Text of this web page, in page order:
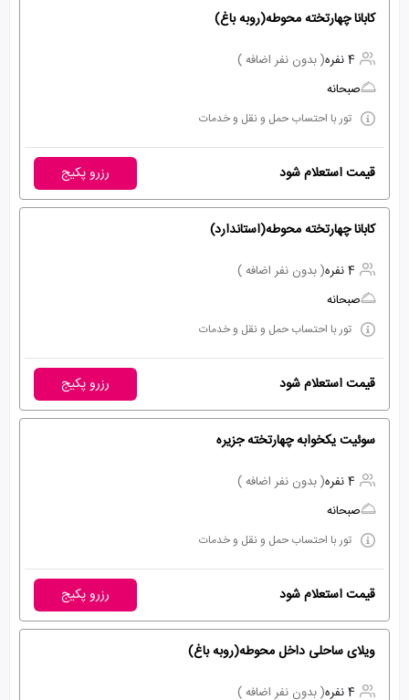
کابانا چهارتخته محوطه(روبه باغ)
4 نفره
( بدون نفر اضافه )
صبحانه
تور با احتساب حمل و نقل و خدمات
قیمت استعلام شود رزرو پکیج
کابانا چهارتخته محوطه(استاندارد)
4 نفره
( بدون نفر اضافه )
صبحانه
تور با احتساب حمل و نقل و خدمات
قیمت استعلام شود رزرو پکیج
سوئیت یکخوابه چهارتخته جزیره
4 نفره
( بدون نفر اضافه )
صبحانه
تور با احتساب حمل و نقل و خدمات
قیمت استعلام شود رزرو پکیج
ویلای ساحلی داخل محوطه(روبه باغ)
4 نفره ( بدون نفر اضافه )